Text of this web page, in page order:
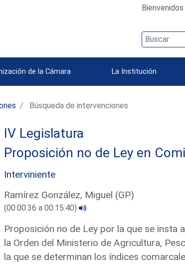
Bienvenidos
de la Cámara La Institución
Búsqueda de intervenciones
IV Legislatura
Proposición no de Ley en
Interviniente
Ramírez González, Miguel (GP)
(00:00:36 a 00:15:40)
Proposición no de Ley por la que se insta
la Orden del Ministerio de Agricultura,
la que se determinan los índices